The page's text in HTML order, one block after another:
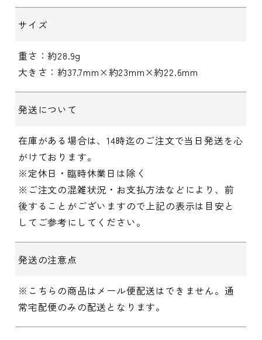
サイズ
重さ：約28.9g
大きさ：約37.7mm×約23mm×約22.6mm
発送について
在庫がある場合は、14時迄のご注文で当日発送を心
がけております。
※定休日・臨時休業日は除く
※ご注文の混雑状況・お支払方法などにより、前
後することがございますので上記の表示は目安と
してご参考にしてください。
発送の注意点
※こちらの商品はメール便配送はできません。通
常宅配便のみの配送となります。